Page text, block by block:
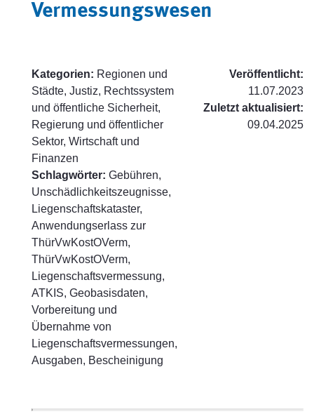
Vermessungswesen
Kategorien: Regionen und
Städte, Justiz, Rechtssystem
und öffentliche Sicherheit,
Regierung und öffentlicher
Sektor, Wirtschaft und
Finanzen
Schlagwörter: Gebühren,
Unschädlichkeitszeugnisse,
Liegenschaftskataster,
Anwendungserlass zur
ThürVwKostOVerm,
ThürVwKostOVerm,
Liegenschaftsvermessung,
ATKIS, Geobasisdaten,
Vorbereitung und
Übernahme von
Liegenschaftsvermessungen,
Ausgaben, Bescheinigung
Veröffentlicht:
11.07.2023
Zuletzt aktualisiert:
09.04.2025